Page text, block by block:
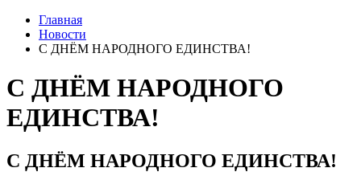
Главная
Новости
С ДНЁМ НАРОДНОГО ЕДИНСТВА!
С ДНЁМ НАРОДНОГО
ЕДИНСТВА!
С ДНЁМ НАРОДНОГО ЕДИНСТВА!